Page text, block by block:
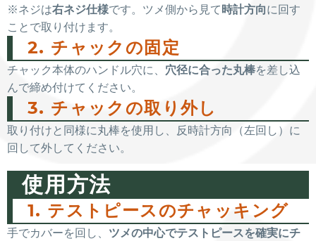
※ネジは右ネジ仕様です。ツメ側から見て時計方向に回す
ことで取り付けます。
2. チャックの固定
チャック本体のハンドル穴に、 穴径に合った丸棒を差し込
んで締め付けてください。
3. チャックの取り外し
取り付けと同様に丸棒を使用し、反時計方向（左回し）に
回して外してください。
使用方法
1. テストピースのチャッキング
手でカバーを回し、 ツメの中心でテストピースを確実にチ